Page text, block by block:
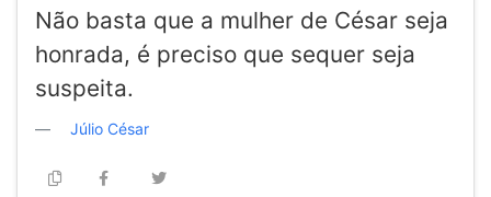
Não basta que a mulher de César seja
honrada, é preciso que sequer seja
suspeita.
Júlio César